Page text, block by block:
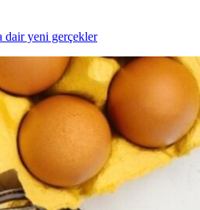
dair yeni gerçekler